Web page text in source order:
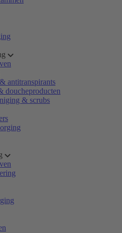
antitranspirants
doucheproducten
& scrubs